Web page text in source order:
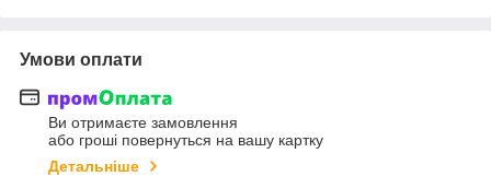
Умови оплати
Ви отримаєте замовлення
або гроші повернуться на вашу картку
Детальніше